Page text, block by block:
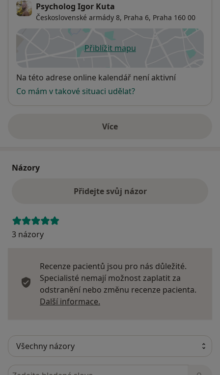
Psycholog Igor Kuta
Československé armády 8, Praha 6, Praha 160 00
Přiblížit mapuse otevře v nové záložce
Dostupnost
Na této adrese online kalendář není aktivní
Co mám v takové situaci udělat?
Víceo adrese
Názory
Přidejte svůj názor
3 názory
Recenze pacientů jsou pro nás důležité.
Specialisté nemají možnost zaplatit za
odstranění nebo změnu recenze pacienta.
Další informace.
Hledejte v názorech